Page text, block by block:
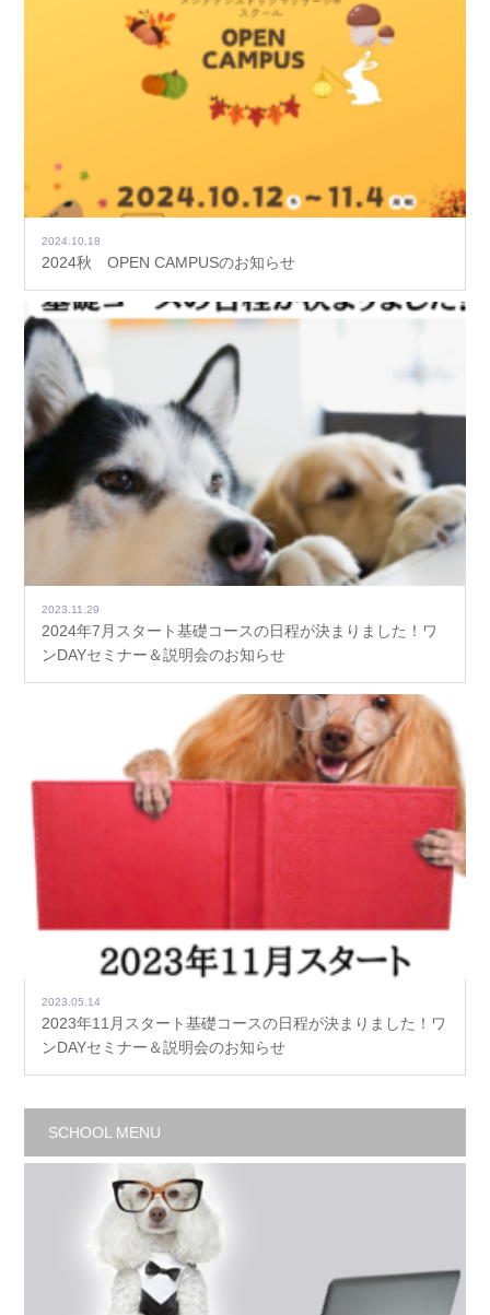
2024.10.18
2024秋 OPEN CAMPUSのお知らせ
2023.11.29
2024年7月スタート基礎コースの日程が決まりました！ワ
ンDAYセミナー＆説明会のお知らせ
2023.05.14
2023年11月スタート基礎コースの日程が決まりました！ワ
ンDAYセミナー＆説明会のお知らせ
SCHOOL MENU